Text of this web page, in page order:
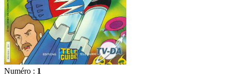
Numéro : 1